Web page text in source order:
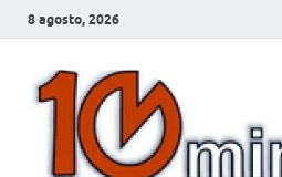
8 agosto, 2026